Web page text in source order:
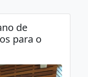
de
para o